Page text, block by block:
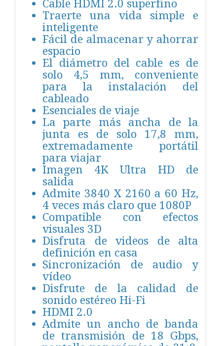
Cable HDMI 2.0 superfino
Traerte una vida simple e
inteligente
Fácil de almacenar y ahorrar
espacio
El diámetro del cable es de
solo 4,5 mm, conveniente
para la instalación del
cableado
Esenciales de viaje
La parte más ancha de la
junta es de solo 17,8 mm,
extremadamente portátil
para viajar
Imagen 4K Ultra HD de
salida
Admite 3840 X 2160 a 60 Hz,
4 veces más claro que 1080P
Compatible con efectos
visuales 3D
Disfruta de videos de alta
definición en casa
Sincronización de audio y
vídeo
Disfrute de la calidad de
sonido estéreo Hi-Fi
HDMI 2.0
Admite un ancho de banda
de transmisión de 18 Gbps,